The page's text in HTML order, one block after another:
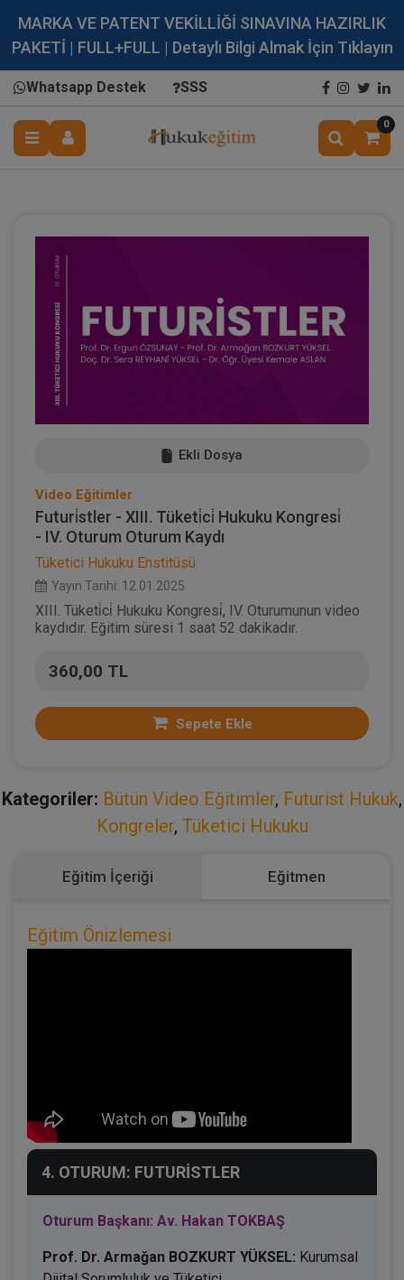
MARKA VE PATENT VEKİLLİĞİ SINAVINA HAZIRLIK
PAKETİ | FULL+FULL | Detaylı Bilgi Almak İçin Tıklayın
Whatsapp Destek SSS
0
Ekli Dosya
Video Eğitimler
Futuri̇stler - XIII. Tüketi̇ci̇ Hukuku Kongresi̇
- IV. Oturum Oturum Kaydı
Tüketici Hukuku Enstitüsü
Yayın Tarihi: 12.01.2025
XIII. Tüketi̇ci̇ Hukuku Kongresi̇, IV. Oturumunun video
kaydıdır. Eğitim süresi 1 saat 52 dakikadır.
360,00 TL
Sepete Ekle
Kategoriler: Bütün Video Eğitimler, Futurist Hukuk,
Kongreler, Tüketici Hukuku
Eğitim İçeriği Eğitmen
Eğitim Önizlemesi
4. OTURUM: FUTURİSTLER
Oturum Başkanı: Av. Hakan TOKBAŞ
Prof. Dr. Armağan BOZKURT YÜKSEL: Kurumsal